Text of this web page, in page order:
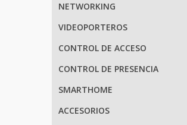
NETWORKING
VIDEOPORTEROS
CONTROL DE ACCESO
CONTROL DE PRESENCIA
SMARTHOME
ACCESORIOS